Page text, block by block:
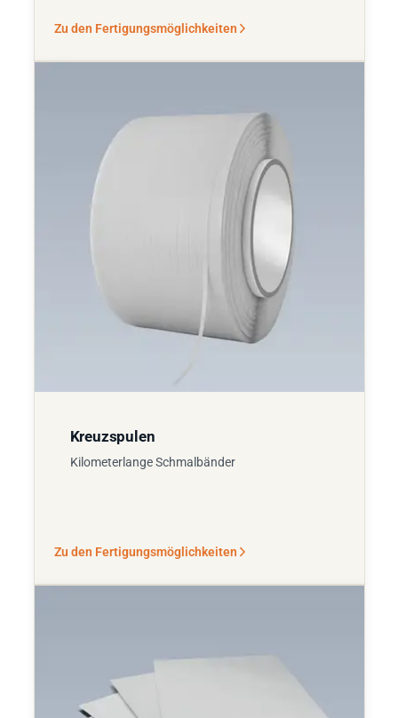
Zu den Fertigungsmöglichkeiten
Kreuzspulen
Kilometerlange Schmalbänder
Zu den Fertigungsmöglichkeiten